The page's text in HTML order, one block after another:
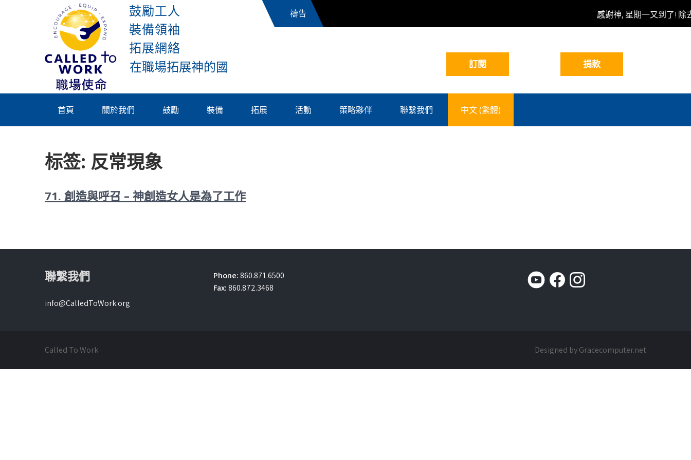
感謝神, 星期一又到了! 除
Called To
Work
鼓勵工人
裝備領袖
拓展網絡
首頁 關於我們 鼓勵 裝備 拓展 活動 策略夥伴 聯繫我們 中文 (繁體)
标签: 反常現象
71. 創造與呼召 – 神創造女人是為了工作
聯繫我們
info@CalledToWork.org
Phone:860.871.6500
Fax:860.872.3468
Called To Work